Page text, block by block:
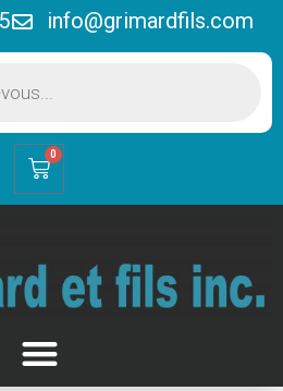
info@grimardfils.com
0